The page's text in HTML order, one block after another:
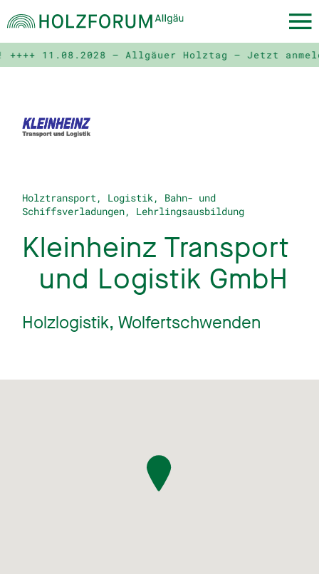
11.08.2028 – Allgäuer Holztag – Jetzt
Holztransport, Logistik, Bahn- und
Schiffsverladungen, Lehrlingsausbildung
Kleinheinz Transport
und Logistik GmbH
Holzlogistik, Wolfertschwenden